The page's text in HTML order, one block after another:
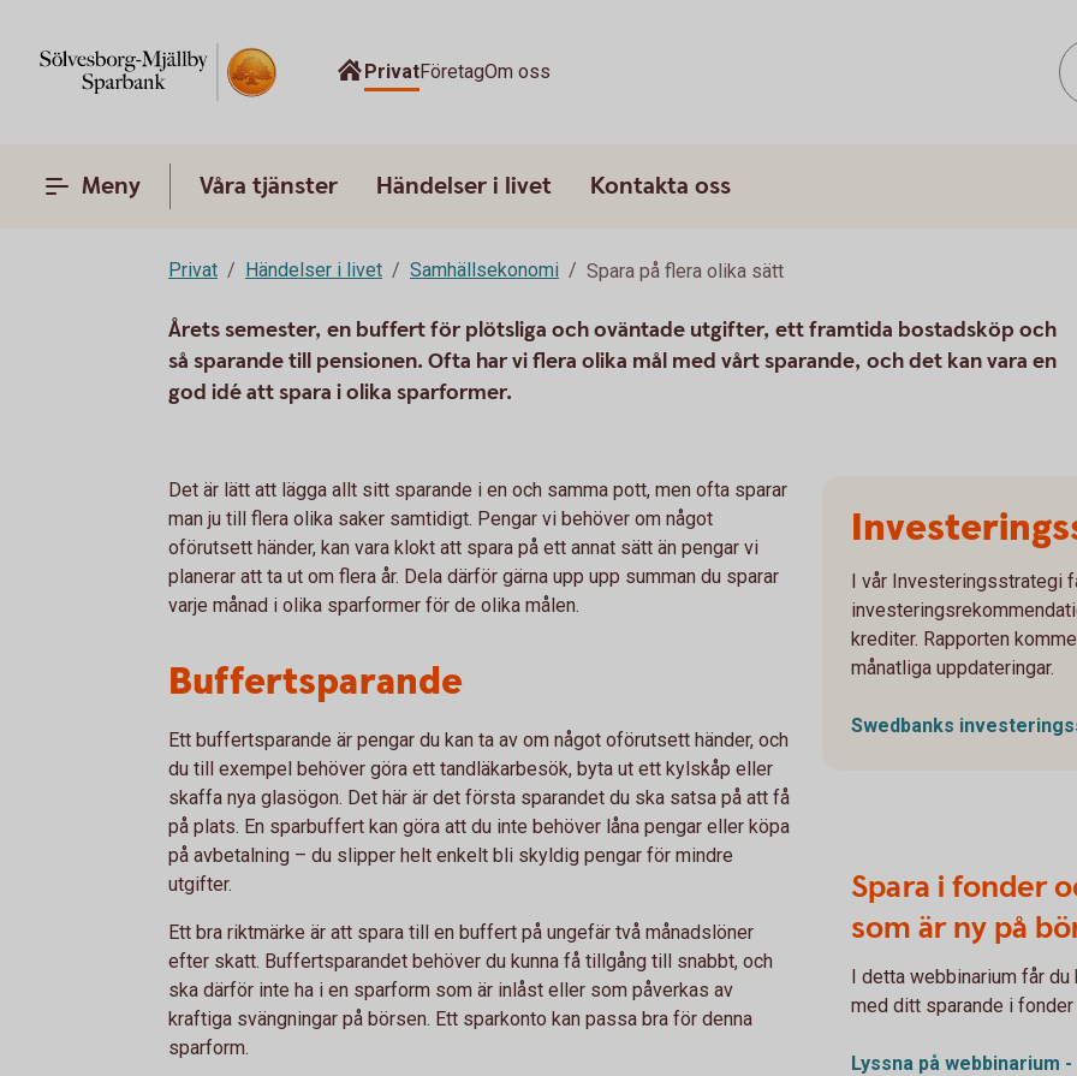
PrivatFöretagOm oss
Meny Våra tjänster Händelser i livet Kontakta oss
Privat Händelser i livet Samhällsekonomi Spara på flera olika sätt
Årets semester, en buffert för plötsliga och oväntade utgifter, ett framtida bostadsköp och
så sparande till pensionen. Ofta har vi flera olika mål med vårt sparande, och det kan vara en
god idé att spara i olika sparformer.
Det är lätt att lägga allt sitt sparande i en och samma pott, men ofta sparar
man ju till flera olika saker samtidigt. Pengar vi behöver om något
oförutsett händer, kan vara klokt att spara på ett annat sätt än pengar vi
planerar att ta ut om flera år. Dela därför gärna upp upp summan du sparar
varje månad i olika sparformer för de olika målen.
Buffertsparande
Ett buffertsparande är pengar du kan ta av om något oförutsett händer, och
du till exempel behöver göra ett tandläkarbesök, byta ut ett kylskåp eller
skaffa nya glasögon. Det här är det första sparandet du ska satsa på att få
på plats. En sparbuffert kan göra att du inte behöver låna pengar eller köpa
på avbetalning – du slipper helt enkelt bli skyldig pengar för mindre
utgifter.
Ett bra riktmärke är att spara till en buffert på ungefär två månadslöner
efter skatt. Buffertsparandet behöver du kunna få tillgång till snabbt, och
ska därför inte ha i en sparform som är inlåst eller som påverkas av
kraftiga svängningar på börsen. Ett sparkonto kan passa bra för denna
sparform.
I vår Investeringsstrategi
krediter. Rapporten
månatliga uppdateringar.
Swedbanks
Spara i fonder
som är ny på
I detta webbinarium får
med ditt sparande i fonder
Lyssna på webbinarium